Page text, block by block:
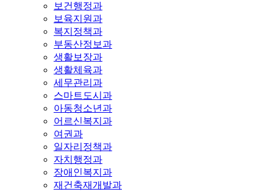
보건행정과
보육지원과
복지정책과
부동산정보과
생활보장과
생활체육과
세무관리과
스마트도시과
아동청소년과
어르신복지과
여권과
일자리정책과
자치행정과
장애인복지과
재건축재개발과